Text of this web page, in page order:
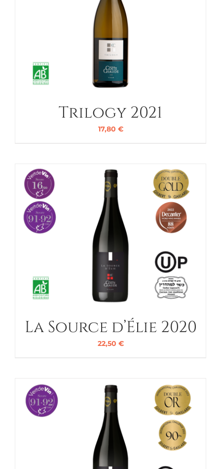
Trilogy 2021
17,80 €
La Source d’Élie 2020
22,50 €